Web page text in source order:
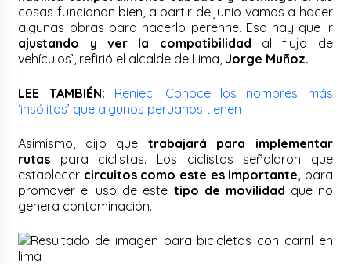
cosas funcionan bien, a partir de junio vamos a hacer
algunas obras para hacerlo perenne. Eso hay que ir
ajustando y ver la compatibilidad al flujo de
vehículos’, refirió el alcalde de Lima, Jorge Muñoz.
LEE TAMBIÉN: Reniec: Conoce los nombres más
‘insólitos’ que algunos peruanos tienen
Asimismo, dijo que trabajará para implementar
rutas para ciclistas. Los ciclistas señalaron que
establecer circuitos como este es importante, para
promover el uso de este tipo de movilidad que no
genera contaminación.